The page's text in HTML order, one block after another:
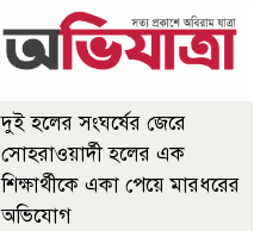
দুই হলের সংঘর্ষের জেরে
সোহরাওয়ার্দী হলের এক
শিক্ষার্থীকে একা পেয়ে মারধরের
অভিযোগ